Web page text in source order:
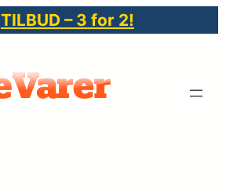
TILBUD – 3 for 2!